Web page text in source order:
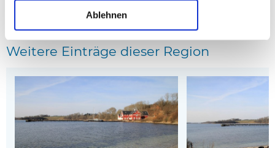
Ablehnen
Kartenansicht
Weitere Einträge dieser Region